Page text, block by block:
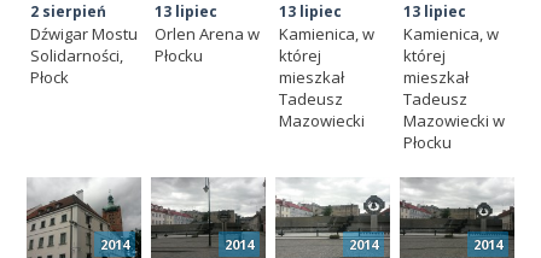
2 sierpień
Dźwigar Mostu
Solidarności,
Płock
13 lipiec
Orlen Arena w
Płocku
13 lipiec
Kamienica, w
której
mieszkał
Tadeusz
Mazowiecki
13 lipiec
Kamienica, w
której
mieszkał
Tadeusz
Mazowiecki w
Płocku
2014 2014 2014 2014